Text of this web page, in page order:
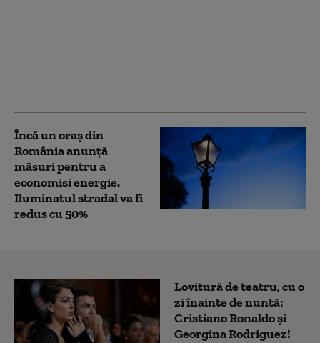
Încă un oraș din
România anunță
măsuri pentru a
economisi energie.
Iluminatul stradal va fi
redus cu 50%
Lovitură de teatru, cu o
zi înainte de nuntă:
Cristiano Ronaldo și
Georgina Rodriguez!